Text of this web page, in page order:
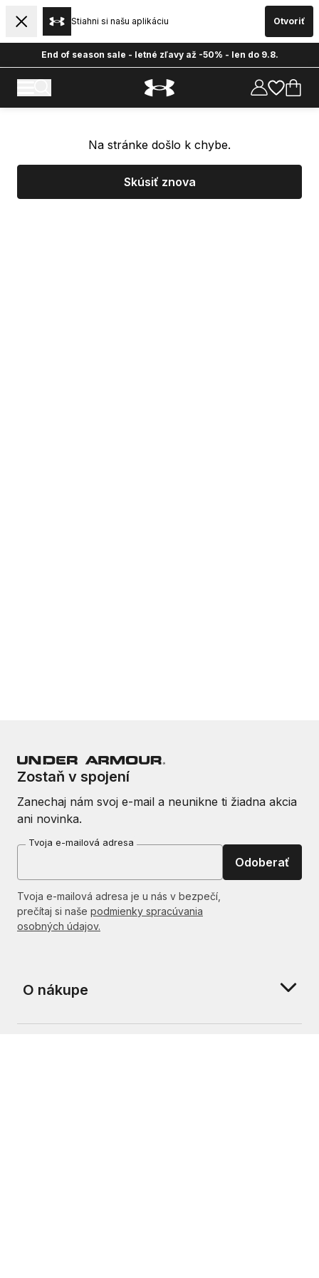
Stiahni si našu aplikáciu Otvoriť
End of season sale - letné zľavy až -50% - len do 9.8.
Na stránke došlo k chybe.
Skúsiť znova
Zostaň v spojení
Zanechaj nám svoj e-mail a neunikne ti žiadna akcia
ani novinka.
Tvoja e-mailová adresa
Odoberať
Tvoja e-mailová adresa je u nás v bezpečí,
prečítaj si naše podmienky spracúvania
osobných údajov.
O nákupe